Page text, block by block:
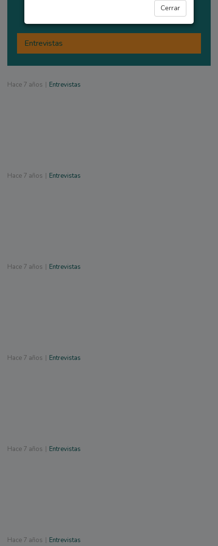
Cerrar
CATEGORÍAS
Entrevistas
Hace 7 años Entrevistas
Hace 7 años Entrevistas
Hace 7 años Entrevistas
Hace 7 años Entrevistas
Hace 7 años Entrevistas
Hace 7 años Entrevistas